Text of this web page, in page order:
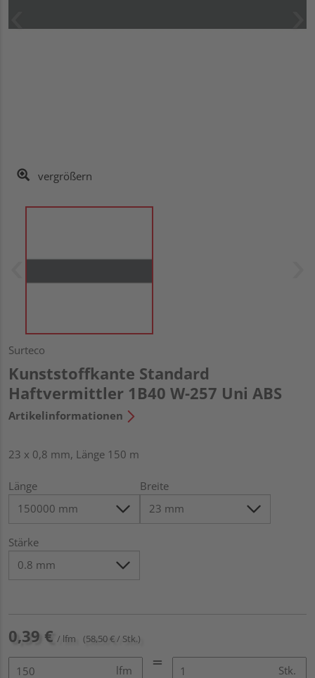
vergrößern
Surteco
Kunststoffkante Standard
Haftvermittler 1B40 W-257 Uni ABS
Artikelinformationen
23 x 0,8 mm, Länge 150 m
Länge Breite
Stärke
0,39 € / lfm (58,50 € / Stk.)
lfm Stk.